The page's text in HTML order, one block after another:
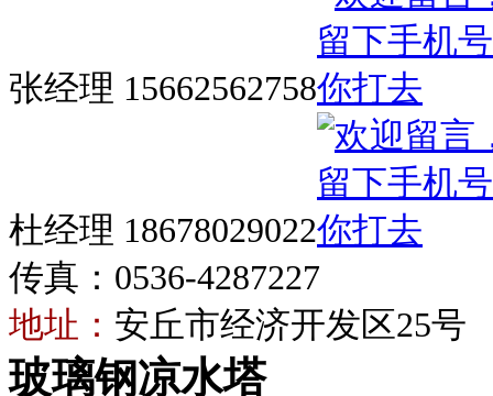
张经理 15662562758
杜经理 18678029022
传真：0536-4287227
地址： 安丘市经济开发区25号
玻璃钢凉水塔